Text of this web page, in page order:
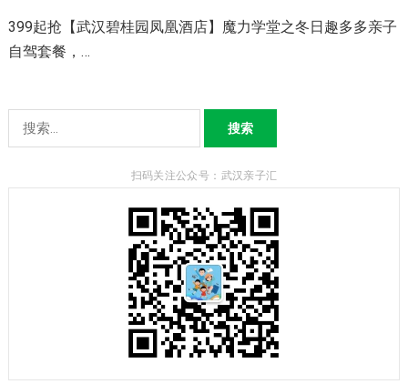
399起抢【武汉碧桂园凤凰酒店】魔力学堂之冬日趣多多亲子
自驾套餐，…
索：
扫码关注公众号：武汉亲子汇